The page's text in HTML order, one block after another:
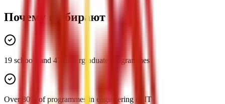
Почему выбирают нас
19 schools and 47 undergraduate programmes
Over 80% of programmes in engineering or IT